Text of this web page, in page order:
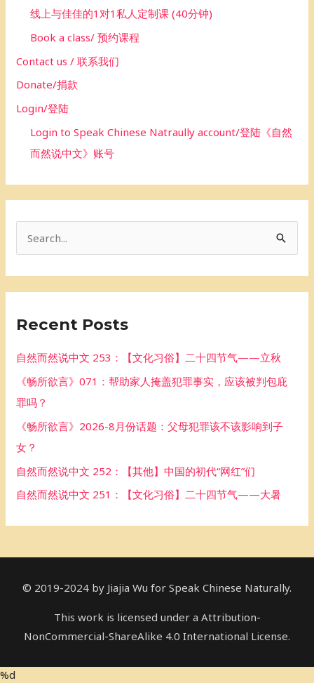
线上与佳佳的1对1私人定制课 (40分钟)
Book a class/ 预约课程
Contact us / 联系我们
Donate/捐款
Login/登陆
Login to Speak Chinese Natraully account/登陆《自然
而然说中文》账号
c
f
r
Recent Posts
自然而然说中文 253：【文化习俗】二十四节气——立秋
《畅所欲言》071：帮助家人掩盖犯罪事实，应该被判包庇
罪吗？
《畅所欲言》2026-8月份话题：父母犯罪该不该影响到子
女？
自然而然说中文 252：【其他】中国的初代“网红”们
自然而然说中文 251：【文化习俗】二十四节气——大暑
© 2019-2024 by Jiajia Wu for Speak Chinese Naturally.
This work is licensed under a Attribution-
NonCommercial-ShareAlike 4.0 International License.
%d